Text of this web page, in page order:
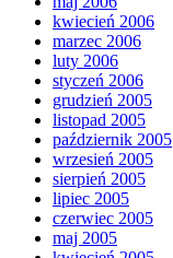
kwiecień 2006
marzec 2006
luty 2006
styczeń 2006
grudzień 2005
listopad 2005
październik 2005
wrzesień 2005
sierpień 2005
lipiec 2005
czerwiec 2005
maj 2005